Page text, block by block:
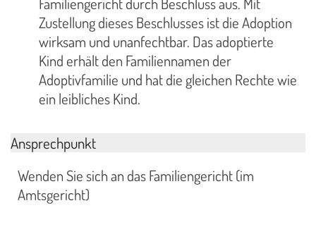
Zustellung dieses Beschlusses ist die Adoption
wirksam und unanfechtbar. Das adoptierte
Kind erhält den Familiennamen der
Adoptivfamilie und hat die gleichen Rechte wie
ein leibliches Kind.
Ansprechpunkt
Wenden Sie sich an das Familiengericht (im
Amtsgericht)